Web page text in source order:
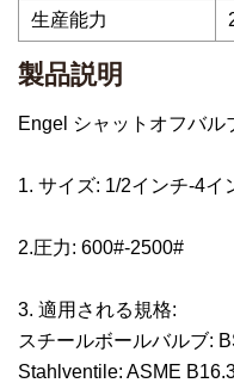
生産能力
製品説明
Engel シャットオフバル
1. サイズ: 1/2インチ-4イ
2.圧力: 600#-2500#
3. 適用される規格:
スチールボールバルブ:
Stahlventile: ASME